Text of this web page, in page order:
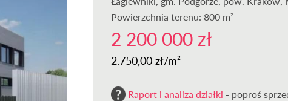
Powierzchnia terenu: 800 m²
2 200 000 zł
2.750,00 zł/m²
Raport i analiza działki - poproś